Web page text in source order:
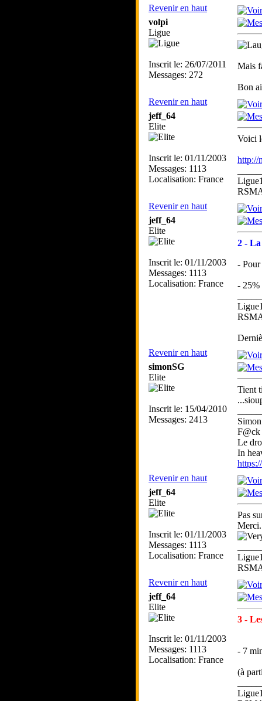
Revenir en haut
volpi
Ligue
Inscrit le: 26/07/2011
Messages: 272
Mais
Bon
Revenir en haut
jeff_64
Elite
Inscrit le: 01/11/2003
Messages: 1113
Localisation: France
Voici
http://
Revenir en haut
jeff_64
Elite
Inscrit le: 01/11/2003
Messages: 1113
Localisation: France
2 -
- Pour
- 25%
Revenir en haut
simonSG
Elite
Inscrit le: 15/04/2010
Messages: 2413
Tient
F@ck
Le
In
Revenir en haut
jeff_64
Elite
Inscrit le: 01/11/2003
Messages: 1113
Localisation: France
Pas
Merci.
Revenir en haut
jeff_64
Elite
Inscrit le: 01/11/2003
Messages: 1113
Localisation: France
3 -
- 7
(à